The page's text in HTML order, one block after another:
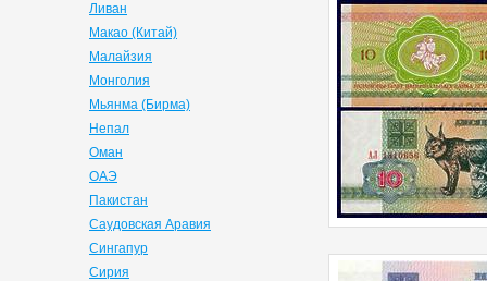
Ливан
Макао (Китай)
Малайзия
Монголия
Мьянма (Бирма)
Непал
Оман
ОАЭ
Пакистан
Саудовская Аравия
Сингапур
Сирия